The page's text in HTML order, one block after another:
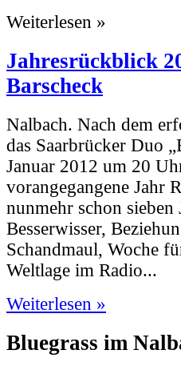
Weiterlesen »
Jahresrückblick
Barscheck
Nalbach. Nach dem
das Saarbrücker Duo
Januar 2012 um 20
vorangegangene Jahr
nunmehr schon
Besserwisser,
Schandmaul, Woche
Weltlage im Radio...
Weiterlesen »
Bluegrass im